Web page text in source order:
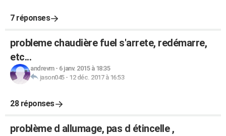
7 réponses
probleme chaudière fuel s'arrete, redémarre,
etc...
andrevm- 6 janv. 2015 à 18:35
jason045- 12 déc. 2017 à 16:53
28 réponses
problème d allumage, pas d étincelle ,